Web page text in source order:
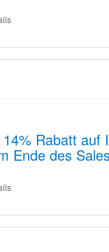
Rabatt auf
Ende des